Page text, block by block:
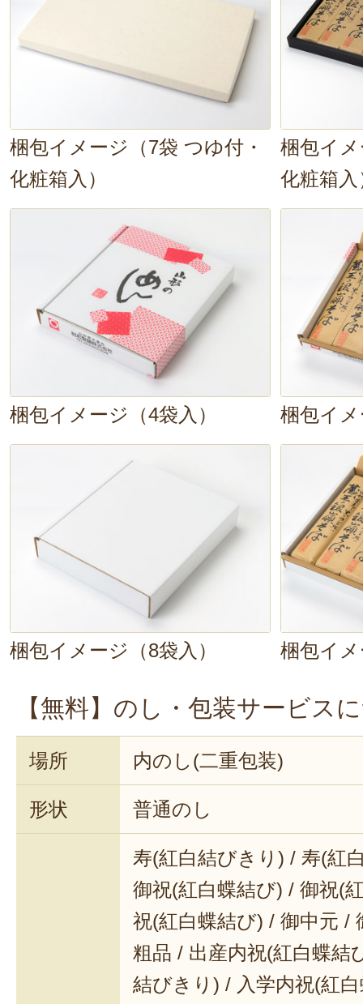
ズ……。
太めの麺はしっかりとコ
のある食感です。
美味しい〜！噛
が口の中に広がります。大根お
梱包イメージ（7袋 つゆ付・
化粧箱入）
梱包イ
化粧箱入
梱包イメージ（4袋入） 梱包イ
梱包イメージ（8袋入） 梱包イ
【無料】のし・包装サービス
場所 内のし(二重包装)
形状 普通のし
寿(紅白結びきり) / 寿(紅
御祝(紅白蝶結び) / 御祝(
祝(紅白蝶結び) / 御中元 /
粗品 / 出産内祝(紅白蝶結
結びきり) / 入学内祝(紅